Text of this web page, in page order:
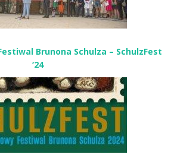
Brunona Schulza – SchulzFest
‘24